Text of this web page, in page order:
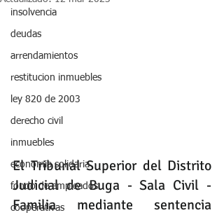
insolvencia
deudas
arrendamientos
restitucion inmuebles
ley 820 de 2003
derecho civil
inmuebles
economia solidaria
fondo de empleados
cooperativas
El Tribunal Superior del Distrito
Judicial de Buga - Sala Civil -
Familia mediante sentencia